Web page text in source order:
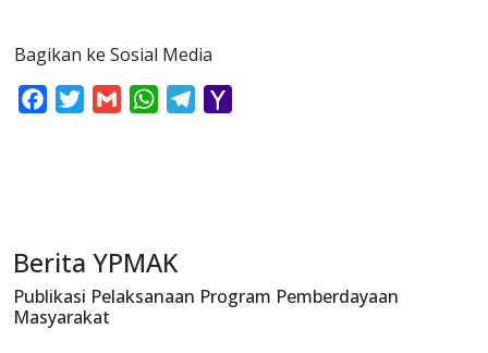
Bagikan ke Sosial Media
FacebookTwitterGmail WhatsAppTelegram
Berita YPMAK
Publikasi Pelaksanaan Program Pemberdayaan
Masyarakat